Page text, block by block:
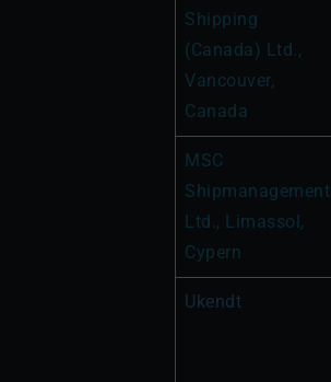
Shipping
(Canada) Ltd.,
Vancouver,
Canada
MSC
Shipmanagement
Ltd., Limassol,
Cypern
Ukendt